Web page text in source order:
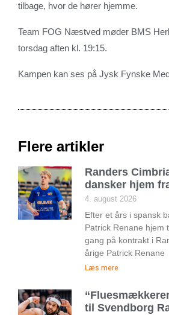
tilbage, hvor de hører hjemme.
Team FOG Næstved møder BMS
torsdag aften kl. 19:15.
Kampen kan ses på Jysk Fynske
Flere artikler
Randers
dansker hjem
4. august 2026
Efter et års i spansk
Patrick Renane hjem
gang på kontrakt i
årige Patrick Renane
Læs mere
til Svendborg